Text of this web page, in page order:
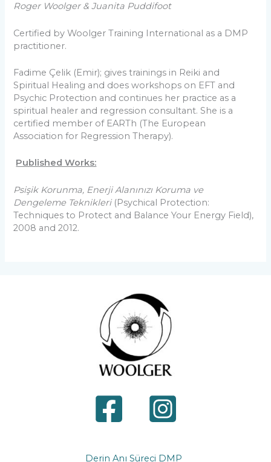
Roger Woolger &Juanita Puddifoot
Certified by Woolger Training International as a DMP
practitioner.
Fadime Çelik (Emir); gives trainings in Reiki and
Spiritual Healing and does workshops on EFT and
Psychic Protection and continues her practice as a
spiritual healer and regression consultant. She is a
certified member of EARTh (The European
Association for Regression Therapy).
Published Works:
Psişik Korunma, Enerji Alanınızı Koruma ve
Dengeleme Teknikleri(Psychical Protection:
Techniques to Protect and Balance Your Energy Field),
2008 and 2012.
Derin Anı Süreci DMP